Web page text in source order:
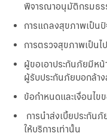
พิจารณาอนุมัติกรมธร
การแถลงสุขภาพเป็น
การตรวจสุขภาพเป็นไ
ผู้ขอเอาประกันภัยมีห
ผู้รับประกันภัยบอกล้า
ข้อกำหนดและเงื่อนไ
การนำส่งเบี้ยประกัน
ให้บริการเท่านั้น